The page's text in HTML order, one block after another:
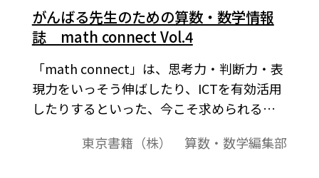
がんばる先生のための算数・数学情報
誌 math connect Vol.4
「math connect」は、思考力・判断力・表
現力をいっそう伸ばしたり、ICTを有効活用
したりするといった、今こそ求められるこ
数学の情報誌です。本号は、特集テーマとし
東京書籍（株） 算数・数学編集部